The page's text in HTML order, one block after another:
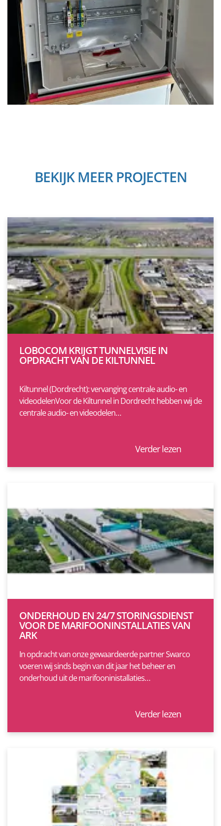
overslaanBEKIJK MEER PROJECTEN
LOBOCOM KRIJGT TUNNELVISIE IN
OPDRACHT VAN DE KILTUNNEL
Kiltunnel (Dordrecht): vervanging centrale audio- en
videodelenVoor de Kiltunnel in Dordrecht hebben wij de
centrale audio- en videodelen…
Verder lezen
ONDERHOUD EN 24/7 STORINGSDIENST
VOOR DE MARIFOONINSTALLATIES VAN
ARK
In opdracht van onze gewaardeerde partner Swarco
voeren wij sinds begin van dit jaar het beheer en
onderhoud uit de marifooninistallaties…
Verder lezen